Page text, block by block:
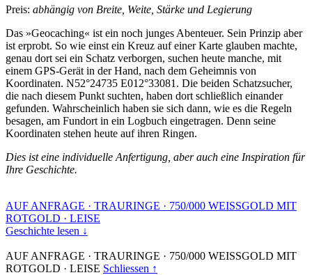
Preis: abhängig von Breite, Weite, Stärke und Legierung
Das »Geocaching« ist ein noch junges Abenteuer. Sein Prinzip aber
ist erprobt. So wie einst ein Kreuz auf einer Karte glauben machte,
genau dort sei ein Schatz verborgen, suchen heute manche, mit
einem GPS-Gerät in der Hand, nach dem Geheimnis von
Koordinaten. N52°24735 E012°33081. Die beiden Schatzsucher,
die nach diesem Punkt suchten, haben dort schließlich einander
gefunden. Wahrscheinlich haben sie sich dann, wie es die Regeln
besagen, am Fundort in ein Logbuch eingetragen. Denn seine
Koordinaten stehen heute auf ihren Ringen.
Dies ist eine individuelle Anfertigung, aber auch eine Inspiration für
Ihre Geschichte.
AUF ANFRAGE · TRAURINGE · 750/000 WEISSGOLD MIT
ROTGOLD · LEISE
Geschichte lesen ↓
AUF ANFRAGE · TRAURINGE · 750/000 WEISSGOLD MIT
ROTGOLD · LEISE Schliessen ↑